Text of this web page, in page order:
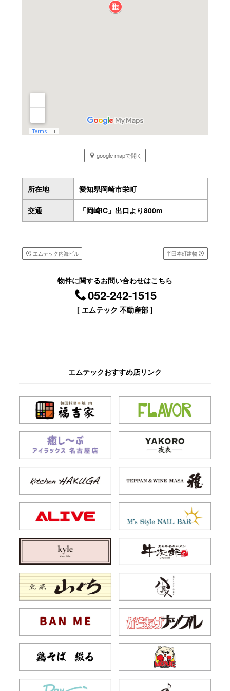
google mapで開く
所在地 愛知県岡崎市栄町
交通 「岡崎IC」出口より800m
エムテック内海ビル 半田本町建物
物件に関するお問い合わせはこちら
052-242-1515
[ エムテック 不動産部 ]
エムテックおすすめ店リンク